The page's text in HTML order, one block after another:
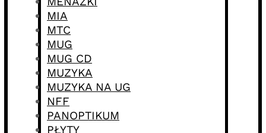
MIA
MTC
MUG
MUG CD
MUZYKA
MUZYKA NA UG
NFF
PANOPTIKUM
PŁYTY